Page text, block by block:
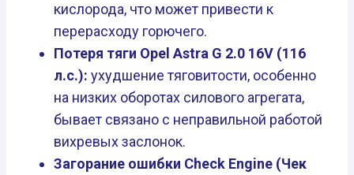
кислорода, что может привести к
перерасходу горючего.
Потеря тяги Opel Astra G 2.0 16V (116
л.с.): ухудшение тяговитости, особенно
на низких оборотах силового агрегата,
бывает связано с неправильной работой
вихревых заслонок.
Загорание ошибки Check Engine (Чек